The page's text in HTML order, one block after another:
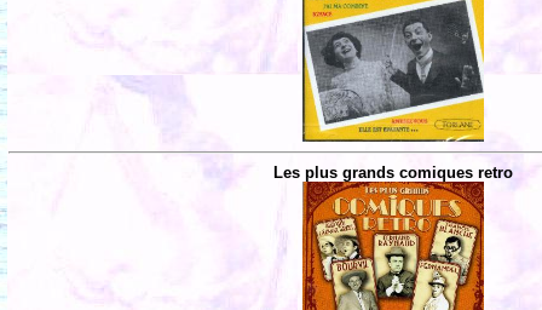
Les plus grands comiques retro